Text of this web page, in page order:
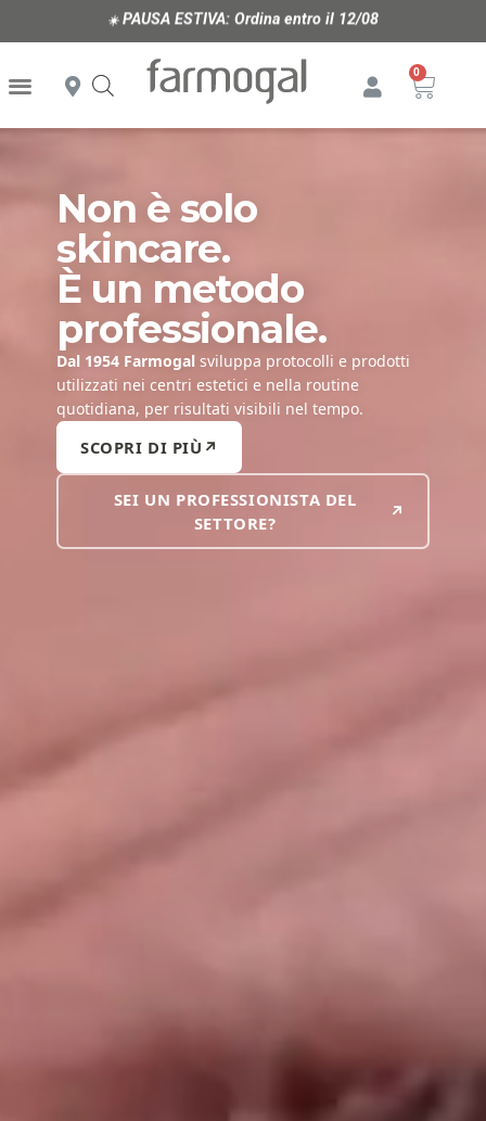
☀️PAUSA ESTIVA: Ordina entro il 12/08
Non è solo
skincare.
È un metodo
professionale.
Dal 1954 Farmogal sviluppa protocolli e prodotti
utilizzati nei centri estetici e nella routine
quotidiana, per risultati visibili nel tempo.
SCOPRI DI PIÙ ↗
SEI UN PROFESSIONISTA DEL
SETTORE?
↗